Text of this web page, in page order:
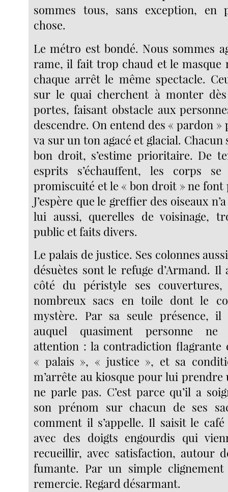
sommes tous, sans exception, en
chose.
Le métro est bondé. Nous sommes
rame, il fait trop chaud et le masque
chaque arrêt le même spectacle.
sur le quai cherchent à monter dès
portes, faisant obstacle aux
descendre. On entend des « pardon
va sur un ton agacé et glacial. Chacun
bon droit, s’estime prioritaire. De
esprits s’échauffent, les corps
promiscuité et le « bon droit » ne font
J’espère que le greffier des oiseaux
lui aussi, querelles de voisinage,
public et faits divers.
Le palais de justice. Ses colonnes
désuètes sont le refuge d’Armand.
côté du péristyle ses
nombreux sacs en toile dont le
mystère. Par sa seule présence, il
auquel quasiment personne ne
attention : la contradiction flagrante
« palais », « justice », et sa
m’arrête au kiosque pour lui prendre
ne parle pas. C’est parce qu’il a
son prénom sur chacun de ses
comment il s’appelle. Il saisit le
avec des doigts engourdis qui
recueillir, avec satisfaction, autour
fumante. Par un simple
remercie. Regard désarmant.